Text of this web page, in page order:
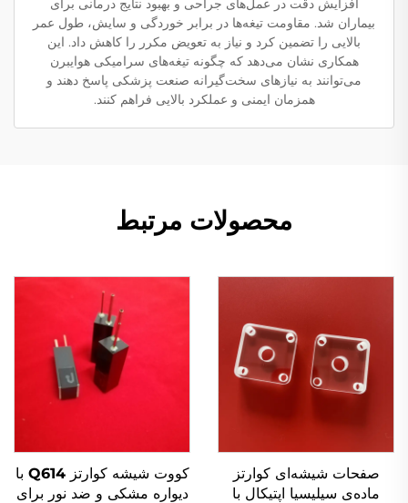
افزایش دقت در عمل‌های جراحی و بهبود نتایج درمانی برای
بیماران شد. مقاومت تیغه‌ها در برابر خوردگی و سایش، طول عمر
بالایی را تضمین کرد و نیاز به تعویض مکرر را کاهش داد. این
همکاری نشان می‌دهد که چگونه تیغه‌های سرامیکی هوایبرن
می‌توانند به نیازهای سخت‌گیرانه صنعت پزشکی پاسخ دهند و
همزمان ایمنی و عملکرد بالایی فراهم کنند.
محصولات مرتبط
صفحات شیشه‌ای کوارتز
ماده‌ی سیلیسیا اپتیکال با
کووت شیشه کوارتز Q614 با
دیواره مشکی و ضد نور برای